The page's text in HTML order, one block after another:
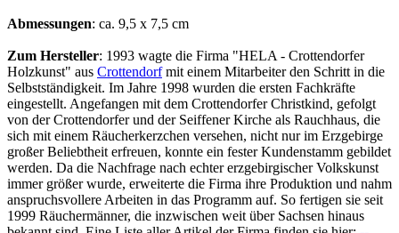
Abmessungen: ca. 9,5 x 7,5 cm
Zum Hersteller: 1993 wagte die Firma "HELA - Crottendorfer
Holzkunst" aus Crottendorfmit einem Mitarbeiter den Schritt in die
Selbstständigkeit. Im Jahre 1998 wurden die ersten Fachkräfte
eingestellt. Angefangen mit dem Crottendorfer Christkind, gefolgt
von der Crottendorfer und der Seiffener Kirche als Rauchhaus, die
sich mit einem Räucherkerzchen versehen, nicht nur im Erzgebirge
großer Beliebtheit erfreuen, konnte ein fester Kundenstamm gebildet
werden. Da die Nachfrage nach echter erzgebirgischer Volkskunst
immer größer wurde, erweiterte die Firma ihre Produktion und nahm
anspruchsvollere Arbeiten in das Programm auf. So fertigen sie seit
1999 Räuchermänner, die inzwischen weit über Sachsen hinaus